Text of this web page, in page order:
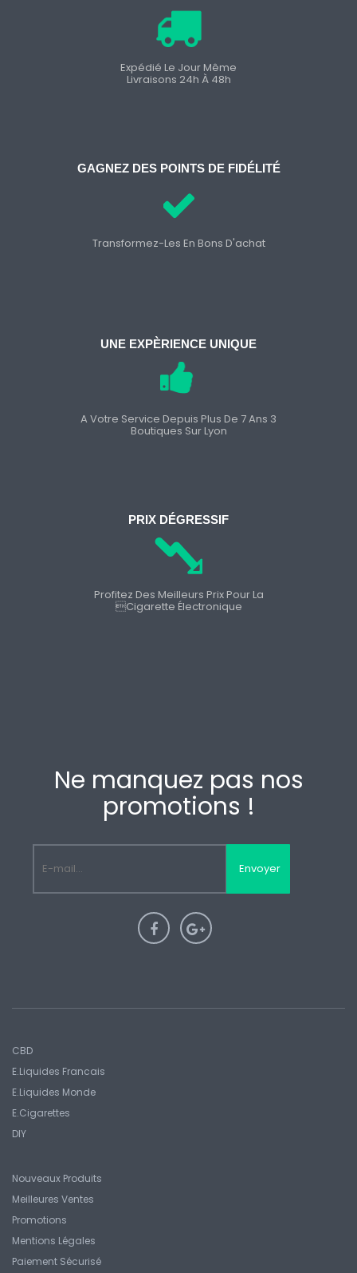
Expédié Le Jour Même
Livraisons 24h À 48h
GAGNEZ DES POINTS DE FIDÉLITÉ
Transformez-Les En Bons D'achat
UNE EXPÈRIENCE UNIQUE
A Votre Service Depuis Plus De 7 Ans 3
Boutiques Sur Lyon
PRIX DÉGRESSIF
Profitez Des Meilleurs Prix Pour La
cigarette Électronique
Ne manquez pas nos
promotions !
Envoyer
CBD
E.liquides Francais
E.Liquides Monde
E.Cigarettes
DIY
Nouveaux Produits
Meilleures Ventes
Promotions
Mentions Légales
Paiement Sécurisé